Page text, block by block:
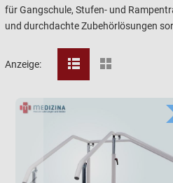
für Gangschule, Stufen- und
und durchdachte Zubehörlösungen
Anzeige: